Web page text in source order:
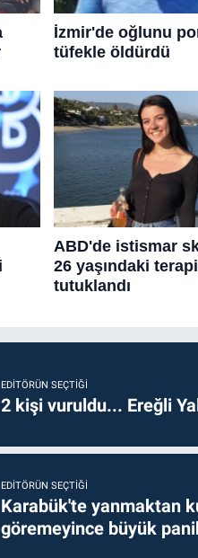
EDITÖRÜN SEÇTIĞI
2 kişi vuruldu... Ereğli
EDITÖRÜN SEÇTIĞI
Karabük'te yanmaktan
göremeyince büyük